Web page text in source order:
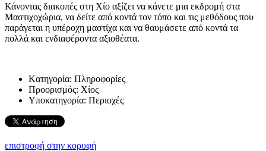
Κάνοντας διακοπές στη Χίο αξίζει να κάνετε μια εκδρομή στα
Μαστιχοχώρια, να δείτε από κοντά τον τόπο και τις μεθόδους που
παράγεται η υπέροχη μαστίχα και να θαυμάσετε από κοντά τα
πολλά και ενδιαφέροντα αξιοθέατα.
Kατηγορία: Πληροφορίες
Προορισμός: Χίος
Υποκατηγορία: Περιοχές
επιστροφή στην κορυφή